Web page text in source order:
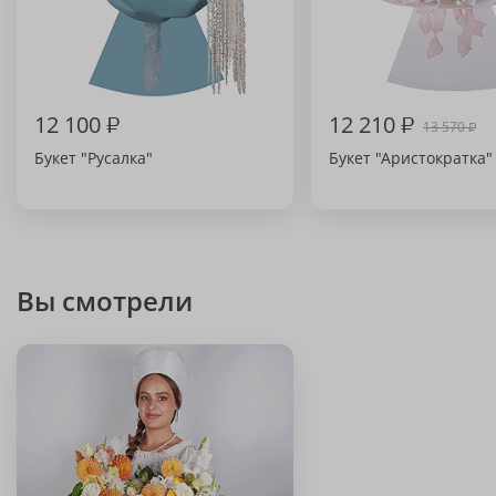
12 100₽
Букет "Русалка"
12 210₽ 13 570₽
Букет "Аристократка"
Вы смотрели